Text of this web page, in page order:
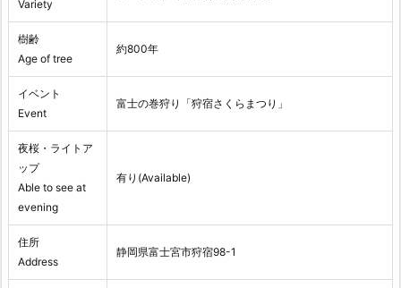
Variety
樹齢
Age of tree
約800年
イベント
Event
富士の巻狩り「狩宿さくらまつり」
夜桜・ライトア
ップ
Able to see at
evening
有り(Available)
住所
Address
静岡県富士宮市狩宿98-1